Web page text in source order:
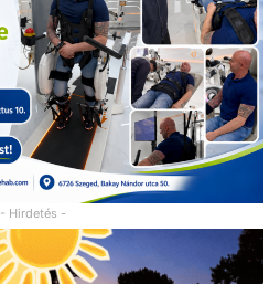
- Hirdetés -